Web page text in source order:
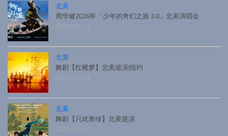
北美
周华健2026年「少年的奇幻之旅 3.0」北美演唱会
2026-07-12
北美
舞剧【红楼梦】北美巡演|纽约
2026-07-12
北美
舞剧【只此青绿】北美巡演
2026-07-12